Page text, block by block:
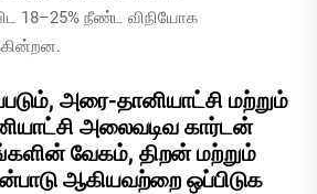
18–25% நீண்ட விநியோக
அரை-தானியாட்சி மற்றும்
அலைவடிவ கார்டன்
வேகம், திறன் மற்றும்
ஆகியவற்றை ஒப்பிடுக